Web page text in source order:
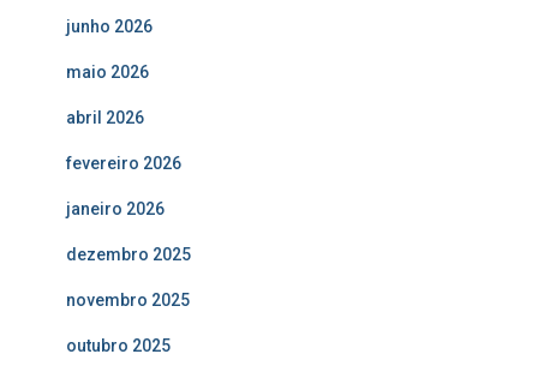
junho 2026
maio 2026
abril 2026
fevereiro 2026
janeiro 2026
dezembro 2025
novembro 2025
outubro 2025